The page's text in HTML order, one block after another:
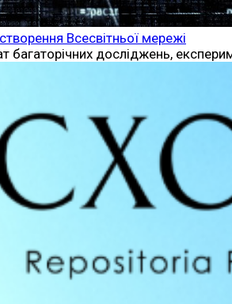
Всесвітньої мережі
багаторічних досліджень,